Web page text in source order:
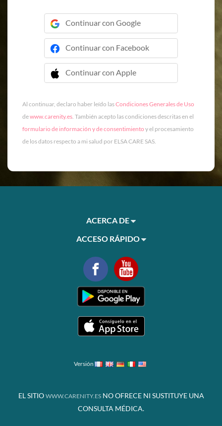
Continuar con Google
Continuar con Facebook
Continuar con Apple
 Continuar con Apple
Al continuar, declaro haber leído lasCondiciones Generales de Uso
dewww.carenity.es. También acepto las condiciones descritas en el
formulario de información y de consentimiento y el procesamiento
de los datos respecto a mi salud por ELSA CARE SAS.
ACERCA DE
ACCESO RÁPIDO
Versión
EL SITIO WWW.CARENITY.ESNO OFRECE NI SUSTITUYE UNA
CONSULTA MÉDICA.